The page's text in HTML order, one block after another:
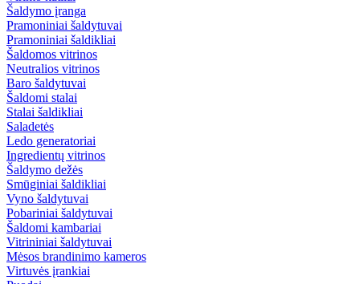
Šaldymo įranga
Pramoniniai šaldytuvai
Pramoniniai šaldikliai
Šaldomos vitrinos
Neutralios vitrinos
Baro šaldytuvai
Šaldomi stalai
Stalai šaldikliai
Saladetės
Ledo generatoriai
Ingredientų vitrinos
Šaldymo dežės
Smūginiai šaldikliai
Vyno šaldytuvai
Pobariniai šaldytuvai
Šaldomi kambariai
Vitrininiai šaldytuvai
Mėsos brandinimo kameros
Virtuvės įrankiai